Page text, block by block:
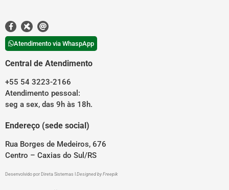
Atendimento via WhaspApp
Central de Atendimento
+55 54 3223-2166
Atendimento pessoal:
seg a sex, das 9h às 18h.
Endereço (sede social)
Rua Borges de Medeiros, 676
Centro – Caxias do Sul/RS
Desenvolvido por Direta Sistemas Designed by Freepik